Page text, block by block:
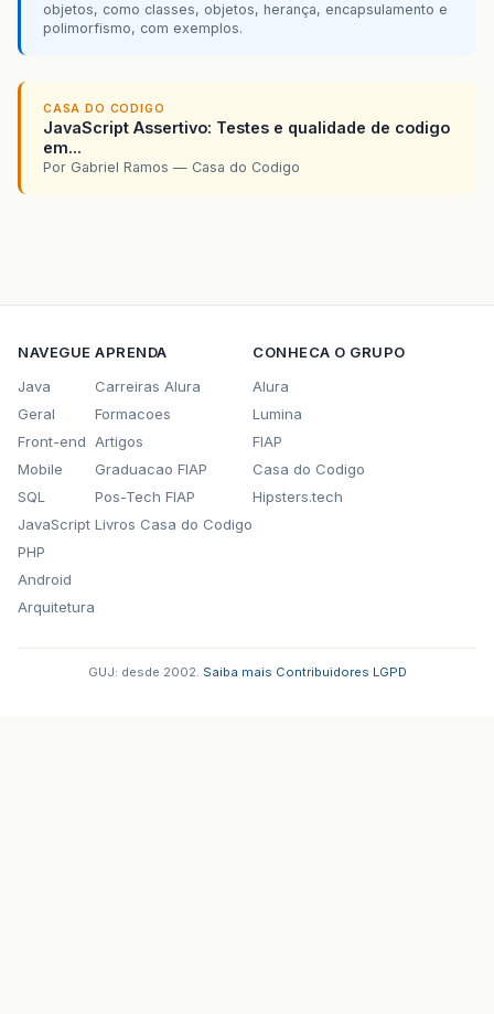
objetos, como classes, objetos, herança, encapsulamento e
polimorfismo, com exemplos.
CASA DO CODIGO
JavaScript Assertivo: Testes e qualidade de codigo
em...
Por Gabriel Ramos — Casa do Codigo
NAVEGUE
Java
Geral
Front-end
Mobile
SQL
JavaScript
PHP
Android
Arquitetura
APRENDA
Carreiras Alura
Formacoes
Artigos
Graduacao FIAP
Pos-Tech FIAP
Livros Casa do Codigo
CONHECA O GRUPO
Alura
Lumina
FIAP
Casa do Codigo
Hipsters.tech
GUJ: desde 2002. Saiba mais Contribuidores LGPD